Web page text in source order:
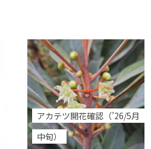
アカテツ開花確認（’26/5月
中旬）